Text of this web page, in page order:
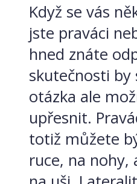
Když se vás
jste praváci
hned znáte
skutečnosti by
otázka ale
upřesnit.
totiž můžete
ruce, na nohy,